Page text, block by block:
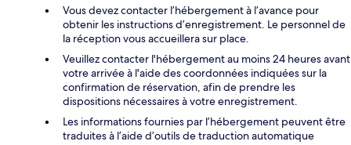
Vous devez contacter l’hébergement à l’avance pour
obtenir les instructions d’enregistrement. Le personnel de
la réception vous accueillera sur place.
Veuillez contacter l'hébergement au moins 24 heures avant
votre arrivée à l'aide des coordonnées indiquées sur la
confirmation de réservation, afin de prendre les
dispositions nécessaires à votre enregistrement.
Les informations fournies par l’hébergement peuvent être
traduites à l’aide d’outils de traduction automatique